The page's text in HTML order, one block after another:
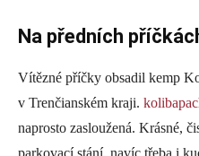
Na předních
Vítězné příčky obsadil kemp
v Trenčianském kraji.
naprosto zasloužená. Krásné,